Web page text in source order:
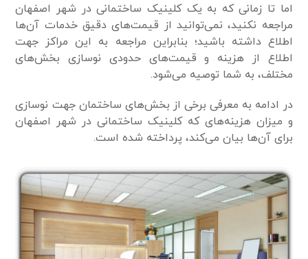
اما تا زمانی که به یک کلینیک ساختمانی در شهر اصفهان
مراجعه نکنید، نمی‌توانید از قیمت‌های دقیق خدمات آن‌ها
اطلاع داشته باشید؛ بنابراین مراجعه به این مراکز جهت
اطلاع از هزینه و قیمت‌های حدودی نوسازی بخش‌های
مختلف، به شما توصیه می‌شود.
در ادامه به معرفی برخی از بخش‌های ساختمان جهت نوسازی
و میزان هزینه‌های که کلینیک ساختمانی در شهر اصفهان
برای آن‌ها بیان می‌کند، پرداخته شده است.